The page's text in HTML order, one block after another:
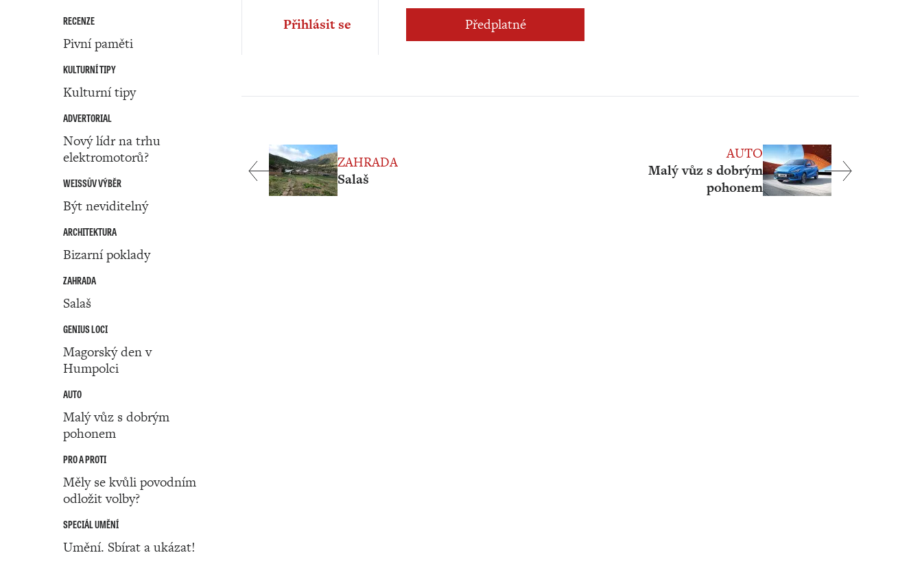
RECENZE
Pivní paměti
KULTURNÍ TIPY
Kulturní tipy
ADVERTORIAL
Nový lídr na trhu
elektromotorů?
WEISSŮV VÝBĚR
Být neviditelný
ARCHITEKTURA
Bizarní poklady
ZAHRADA
Salaš
GENIUS LOCI
Magorský den v
Humpolci
AUTO
Malý vůz s dobrým
pohonem
PRO A PROTI
Měly se kvůli povodním
odložit volby?
SPECIÁL UMĚNÍ
Umění. Sbírat a ukázat!
Předplatné
Přihlásit se
AUTO
Malý vůz s dobrým
pohonem
ZAHRADA
Salaš